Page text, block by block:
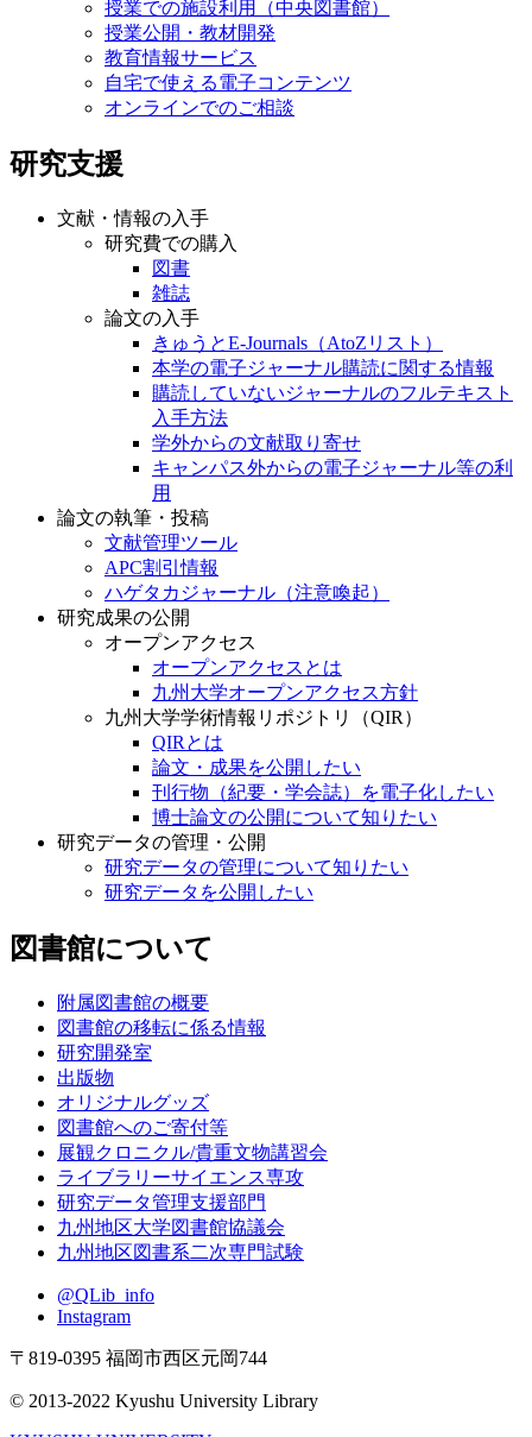
授業での施設利用（中央図書館）
授業公開・教材開発
教育情報サービス
自宅で使える電子コンテンツ
オンラインでのご相談
研究支援
文献・情報の入手
研究費での購入
図書
雑誌
論文の入手
きゅうとE-Journals（AtoZリスト）
本学の電子ジャーナル購読に関する情報
購読していないジャーナルのフルテキスト
入手方法
学外からの文献取り寄せ
キャンパス外からの電子ジャーナル等の利
用
論文の執筆・投稿
文献管理ツール
APC割引情報
ハゲタカジャーナル（注意喚起）
研究成果の公開
オープンアクセス
オープンアクセスとは
九州大学オープンアクセス方針
九州大学学術情報リポジトリ（QIR）
QIRとは
論文・成果を公開したい
刊行物（紀要・学会誌）を電子化したい
博士論文の公開について知りたい
研究データの管理・公開
研究データの管理について知りたい
研究データを公開したい
図書館について
附属図書館の概要
図書館の移転に係る情報
研究開発室
出版物
オリジナルグッズ
図書館へのご寄付等
展観クロニクル/貴重文物講習会
ライブラリーサイエンス専攻
研究データ管理支援部門
九州地区大学図書館協議会
九州地区図書系二次専門試験
@QLib_info
Instagram
〒819-0395 福岡市西区元岡744
© 2013-2022 Kyushu University Library